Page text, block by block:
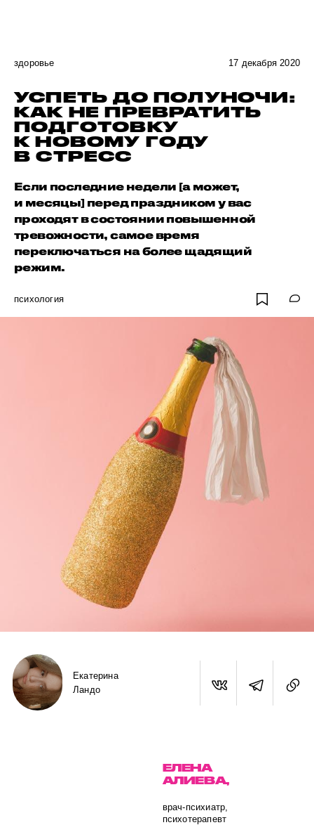
здоровье 17 декабря 2020
УСПЕТЬ ДО ПОЛУНОЧИ:
КАК НЕ ПРЕВРАТИТЬ
ПОДГОТОВКУ
К НОВОМУ ГОДУ
В СТРЕСС
Если последние недели [а может,
и месяцы] перед праздником у вас
проходят в состоянии повышенной
тревожности, самое время
переключаться на более щадящий
режим.
психология
Екатерина
Ландо
ЕЛЕНА
АЛИЕВА,
врач-психиатр,
психотерапевт